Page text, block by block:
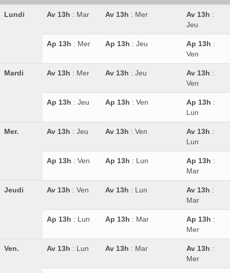
Lundi Av 13h : Mar Av 13h : Mer Av 13h :
Jeu
Ap 13h : Mer Ap 13h : Jeu Ap 13h :
Ven
Mardi Av 13h : Mer Av 13h : Jeu Av 13h :
Ven
Ap 13h : Jeu Ap 13h : Ven Ap 13h :
Lun
Mer. Av 13h : Jeu Av 13h : Ven Av 13h :
Lun
Ap 13h : Ven Ap 13h : Lun Ap 13h :
Mar
Jeudi Av 13h : Ven Av 13h : Lun Av 13h :
Mar
Ap 13h : Lun Ap 13h : Mar Ap 13h :
Mer
Ven. Av 13h : Lun Av 13h : Mar Av 13h :
Mer